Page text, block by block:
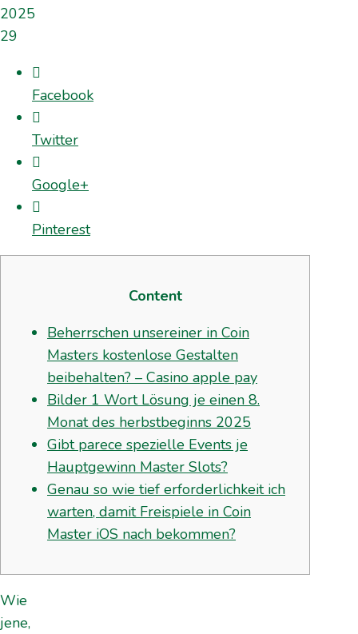
2025
29
Facebook
Twitter
Google+
Pinterest
Content
Beherrschen unsereiner in Coin
Masters kostenlose Gestalten
beibehalten? – Casino apple pay
Bilder 1 Wort Lösung je einen 8.
Monat des herbstbeginns 2025
Gibt parece spezielle Events je
Hauptgewinn Master Slots?
Genau so wie tief erforderlichkeit ich
warten, damit Freispiele in Coin
Master iOS nach bekommen?
Wie
jene,